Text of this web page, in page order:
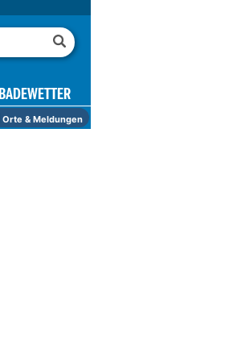
BADEWETTER
Orte & Meldungen